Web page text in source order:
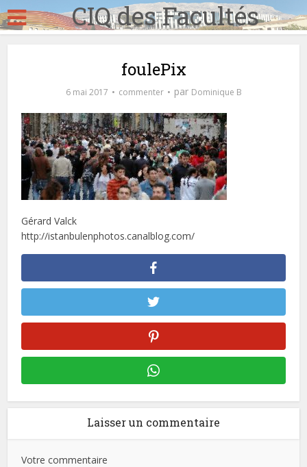
CIQ des Facultés
foulePix
6 mai 2017 commenter par Dominique B
Gérard Valck
http://istanbulenphotos.canalblog.com/
Laisser un commentaire
Votre commentaire